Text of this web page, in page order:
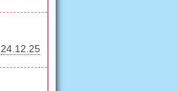
24.12.25